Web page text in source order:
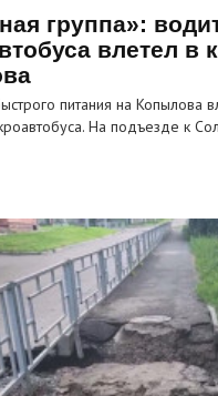
группа»:
влетел в
питания на Копылова
На подъезде к